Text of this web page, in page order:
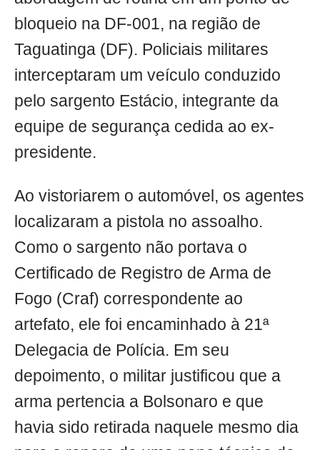
bloqueio na DF-001, na região de
Taguatinga (DF). Policiais militares
interceptaram um veículo conduzido
pelo sargento Estácio, integrante da
equipe de segurança cedida ao ex-
presidente.
Ao vistoriarem o automóvel, os agentes
localizaram a pistola no assoalho.
Como o sargento não portava o
Certificado de Registro de Arma de
Fogo (Craf) correspondente ao
artefato, ele foi encaminhado à 21ª
Delegacia de Polícia. Em seu
depoimento, o militar justificou que a
arma pertencia a Bolsonaro e que
havia sido retirada naquele mesmo dia